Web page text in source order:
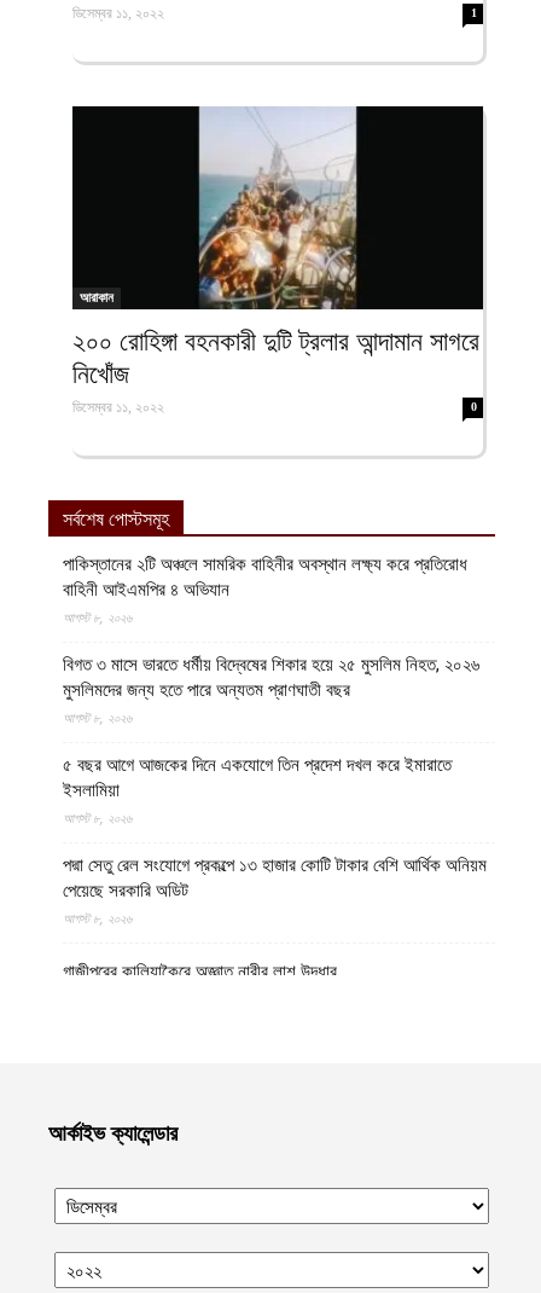
ডিসেম্বর ১১, ২০২২ 1
আরাকান
২০০ রোহিঙ্গা বহনকারী দুটি ট্রলার আন্দামান সাগরে
নিখোঁজ
ডিসেম্বর ১১, ২০২২ 0
সর্বশেষ পোস্টসমূহ
পাকিস্তানের ২টি অঞ্চলে সামরিক বাহিনীর অবস্থান লক্ষ্য করে প্রতিরোধ
বাহিনী আইএমপির ৪ অভিযান
আগস্ট ৮, ২০২৬
বিগত ৩ মাসে ভারতে ধর্মীয় বিদ্বেষের শিকার হয়ে ২৫ মুসলিম নিহত, ২০২৬
মুসলিমদের জন্য হতে পারে অন্যতম প্রাণঘাতী বছর
আগস্ট ৮, ২০২৬
৫ বছর আগে আজকের দিনে একযোগে তিন প্রদেশ দখল করে ইমারাতে
ইসলামিয়া
আগস্ট ৮, ২০২৬
পদ্মা সেতু রেল সংযোগে প্রকল্পে ১৩ হাজার কোটি টাকার বেশি আর্থিক অনিয়ম
পেয়েছে সরকারি অডিট
আগস্ট ৮, ২০২৬
গাজীপুরের কালিয়াকৈরে অজ্ঞাত নারীর লাশ উদ্ধার
হেলমান্দে বিপুল পরিমাণ অবৈধ অস্ত্র ও সামরিক সরঞ্জাম জব্দ করেছে ইমারাতে
আগস্ট ৮, ২০২৬
নোয়াখালীর কবিরহাটে নিখোঁজের এক দিন পর যুবদলনেতার লাশ উদ্ধার
আগস্ট ৮, ২০২৬
আর্কাইভ ক্যালেন্ডার